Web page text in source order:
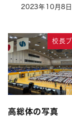
2023年10月8日
校長
高総体の写真